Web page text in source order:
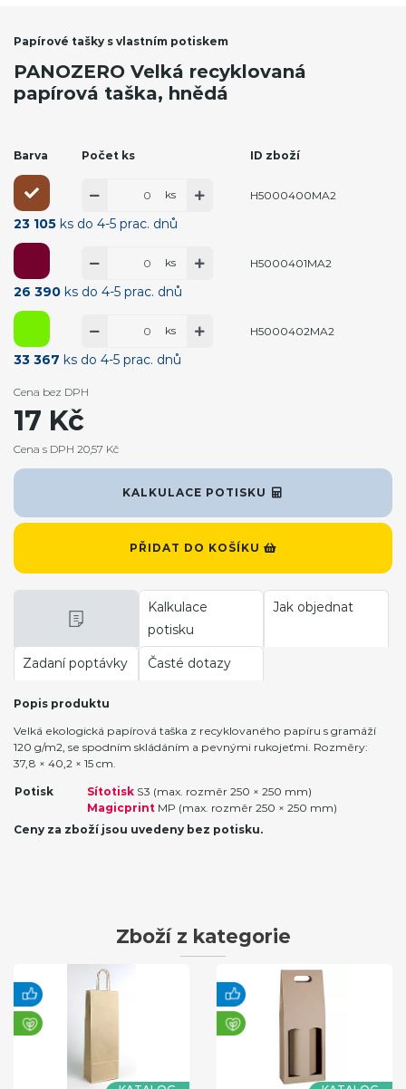
Papírové tašky s vlastním potiskem
PANOZERO Velká recyklovaná
papírová taška, hnědá
Barva Počet ks ID zboží
23 105 ks do 4-5 prac. dnů
ks H5000400MA2
26 390 ks do 4-5 prac. dnů
ks H5000401MA2
33 367 ks do 4-5 prac. dnů
ks H5000402MA2
KALKULACE POTISKU
PŘIDAT DO KOŠÍKU
Cena bez DPH
17 Kč
Cena s DPH 20,57 Kč
Kalkulace
potisku
Jak objednat
Zadaní poptávky Časté dotazy
Popis produktu
Velká ekologická papírová taška z recyklovaného papíru s gramáží
120 g/m2, se spodním skládáním a pevnými rukojeťmi. Rozměry:
37,8 × 40,2 × 15 cm.
Potisk Sítotisk S3 (max. rozměr 250 × 250 mm)
Magicprint MP (max. rozměr 250 × 250 mm)
Ceny za zboží jsou uvedeny bez potisku.
Zboží z kategorie